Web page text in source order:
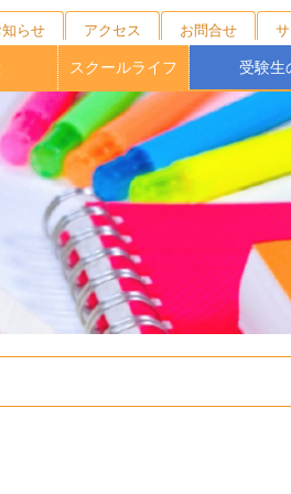
知らせ アクセス お問合せ
成
ンプ
ング
度
スクールライフ
１日の流れ
年間行事
部活動
施設紹介
制服紹介
桐蔭祭
受験生
受験生
オープ
学校説明会
募